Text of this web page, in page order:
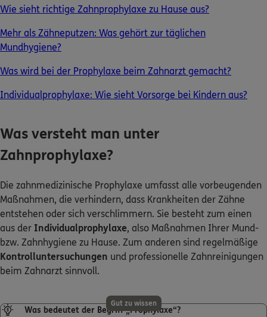
Schaden- oder Leistungsfall melden
Bequem online oder telefonisch.
0800 / 3746 095
Mo–Sa 7–20 Uhr (gebührenfrei)
ERGO Berater finden
Kundenportal Log-in
Wie sieht richtige Zahnprophylaxe zu Hause aus?
Mehr als Zähneputzen: Was gehört zur täglichen
Mundhygiene?
Was wird bei der Prophylaxe beim Zahnarzt gemacht?
Individualprophylaxe: Wie sieht Vorsorge bei Kindern aus?
Was versteht man unter
Zahnprophylaxe?
Die zahnmedizinische Prophylaxe umfasst alle vorbeugenden
Maßnahmen, die verhindern, dass Krankheiten der Zähne
entstehen oder sich verschlimmern. Sie besteht zum einen
aus der Individualprophylaxe, also Maßnahmen Ihrer Mund-
bzw. Zahnhygiene zu Hause. Zum anderen sind regelmäßige
Kontrolluntersuchungen und professionelle Zahnreinigungen
beim Zahnarzt sinnvoll.
Gut zu wissen
Was bedeutet der Begriff „Prophylaxe“?